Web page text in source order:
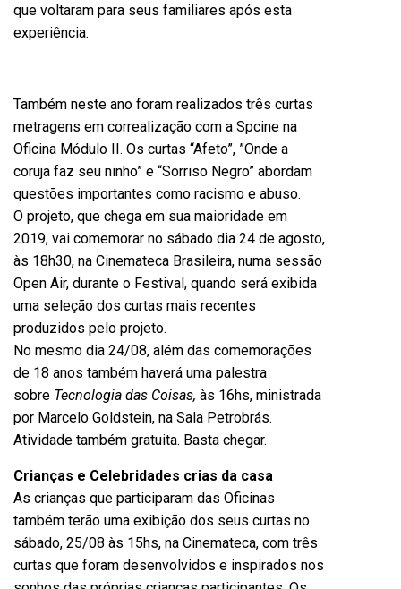
que voltaram para seus familiares após esta
experiência.
Também neste ano foram realizados três curtas
metragens em correalização com a Spcine na
Oficina Módulo II. Os curtas “Afeto”, ”Onde a
coruja faz seu ninho” e “Sorriso Negro” abordam
questões importantes como racismo e abuso.
O projeto, que chega em sua maioridade em
2019, vai comemorar no sábado dia 24 de agosto,
às 18h30, na Cinemateca Brasileira, numa sessão
Open Air, durante o Festival, quando será exibida
uma seleção dos curtas mais recentes
produzidos pelo projeto.
No mesmo dia 24/08, além das comemorações
de 18 anos também haverá uma palestra
sobre Tecnologia das Coisas, às 16hs, ministrada
por Marcelo Goldstein, na Sala Petrobrás.
Atividade também gratuita. Basta chegar.
Crianças e Celebridades crias da casa
As crianças que participaram das Oficinas
também terão uma exibição dos seus curtas no
sábado, 25/08 às 15hs, na Cinemateca, com três
curtas que foram desenvolvidos e inspirados nos